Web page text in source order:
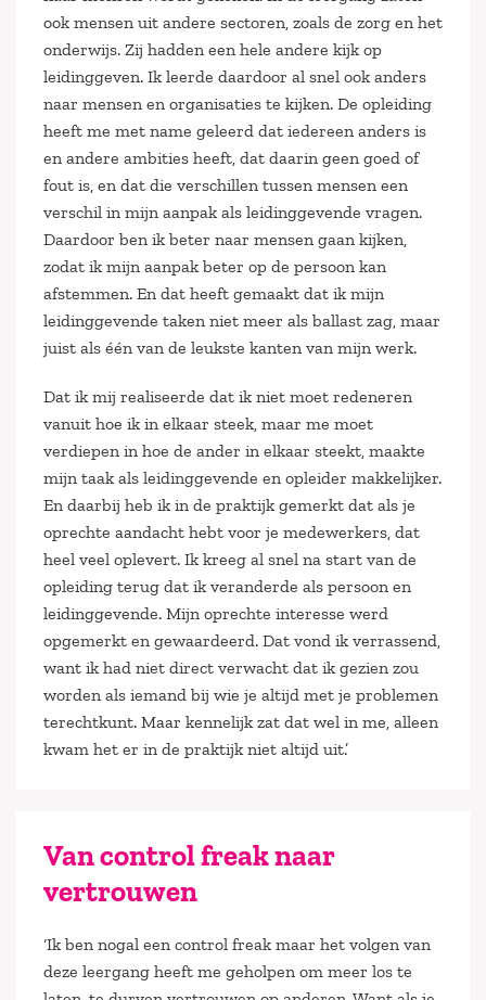
ook mensen uit andere sectoren, zoals de zorg en het
onderwijs. Zij hadden een hele andere kijk op
leidinggeven. Ik leerde daardoor al snel ook anders
naar mensen en organisaties te kijken. De opleiding
heeft me met name geleerd dat iedereen anders is
en andere ambities heeft, dat daarin geen goed of
fout is, en dat die verschillen tussen mensen een
verschil in mijn aanpak als leidinggevende vragen.
Daardoor ben ik beter naar mensen gaan kijken,
zodat ik mijn aanpak beter op de persoon kan
afstemmen. En dat heeft gemaakt dat ik mijn
leidinggevende taken niet meer als ballast zag, maar
juist als één van de leukste kanten van mijn werk.
Dat ik mij realiseerde dat ik niet moet redeneren
vanuit hoe ik in elkaar steek, maar me moet
verdiepen in hoe de ander in elkaar steekt, maakte
mijn taak als leidinggevende en opleider makkelijker.
En daarbij heb ik in de praktijk gemerkt dat als je
oprechte aandacht hebt voor je medewerkers, dat
heel veel oplevert. Ik kreeg al snel na start van de
opleiding terug dat ik veranderde als persoon en
leidinggevende. Mijn oprechte interesse werd
opgemerkt en gewaardeerd. Dat vond ik verrassend,
want ik had niet direct verwacht dat ik gezien zou
worden als iemand bij wie je altijd met je problemen
terechtkunt. Maar kennelijk zat dat wel in me, alleen
kwam het er in de praktijk niet altijd uit.’
Van control freak naar
vertrouwen
‘Ik ben nogal een control freak maar het volgen van
deze leergang heeft me geholpen om meer los te